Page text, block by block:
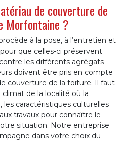
de couverture de
Morfontaine ?
à la pose, à l’entretien et
que celles-ci préservent
les différents agrégats
doivent être pris en compte
couverture de la toiture. Il faut
de la localité où la
caractéristiques culturelles
travaux pour connaître le
situation. Notre entreprise
dans votre choix du